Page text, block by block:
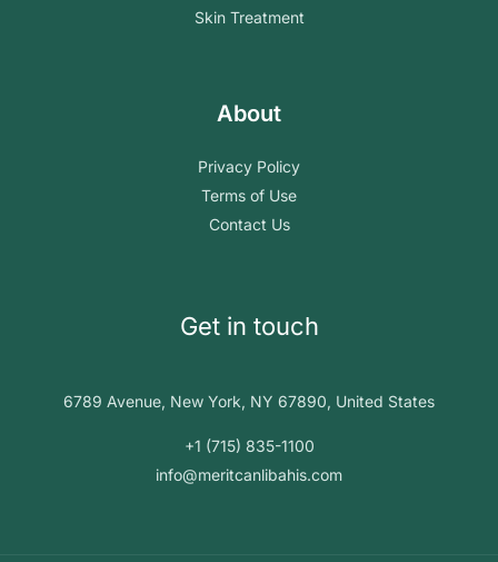
Skin Treatment
About
Privacy Policy
Terms of Use
Contact Us
Get in touch
6789 Avenue, New York, NY 67890, United States
+1 (715) 835-1100
info@meritcanlibahis.com